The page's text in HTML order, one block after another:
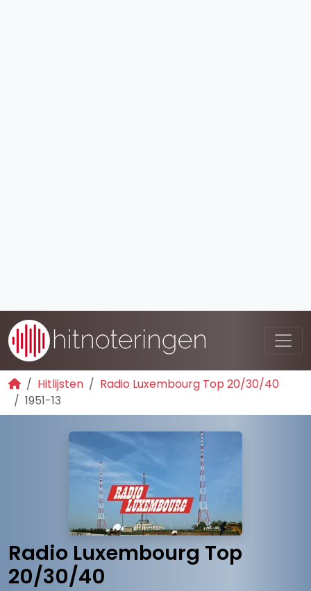
Hitlijsten
Radio Luxembourg Top 20/30/40
1951-13
Radio Luxembourg Top
20/30/40